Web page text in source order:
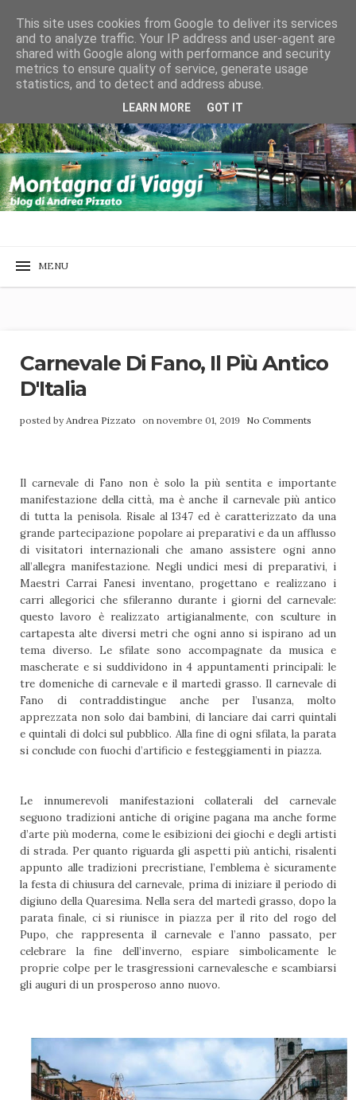
Carnevale Di Fano, Il Più Antico
D'Italia
posted by Andrea Pizzato on novembre 01, 2019 No Comments
Il carnevale di Fano non è solo la più sentita e importante
manifestazione della città, ma è anche il carnevale più antico
di tutta la penisola. Risale al 1347 ed è caratterizzato da una
grande partecipazione popolare ai preparativi e da un afflusso
di visitatori internazionali che amano assistere ogni anno
all’allegra manifestazione. Negli undici mesi di preparativi, i
Maestri Carrai Fanesi inventano, progettano e realizzano i
carri allegorici che sfileranno durante i giorni del carnevale:
questo lavoro è realizzato artigianalmente, con sculture in
cartapesta alte diversi metri che ogni anno si ispirano ad un
tema diverso. Le sfilate sono accompagnate da musica e
mascherate e si suddividono in 4 appuntamenti principali: le
tre domeniche di carnevale e il martedì grasso. Il carnevale di
Fano di contraddistingue anche per l’usanza, molto
apprezzata non solo dai bambini, di lanciare dai carri quintali
e quintali di dolci sul pubblico. Alla fine di ogni sfilata, la parata
si conclude con fuochi d’artificio e festeggiamenti in piazza.
Le innumerevoli manifestazioni collaterali del carnevale
seguono tradizioni antiche di origine pagana ma anche forme
d’arte più moderna, come le esibizioni dei giochi e degli artisti
di strada. Per quanto riguarda gli aspetti più antichi, risalenti
appunto alle tradizioni precristiane, l’emblema è sicuramente
la festa di chiusura del carnevale, prima di iniziare il periodo di
digiuno della Quaresima. Nella sera del martedì grasso, dopo la
parata finale, ci si riunisce in piazza per il rito del rogo del
Pupo, che rappresenta il carnevale e l’anno passato, per
celebrare la fine dell’inverno, espiare simbolicamente le
proprie colpe per le trasgressioni carnevalesche e scambiarsi
gli auguri di un prosperoso anno nuovo.
This site uses cookies from Google to deliver its services
and to analyze traffic. Your IP address and user-agent are
shared with Google along with performance and security
metrics to ensure quality of service, generate usage
statistics, and to detect and address abuse.
LEARN MORE GOT IT